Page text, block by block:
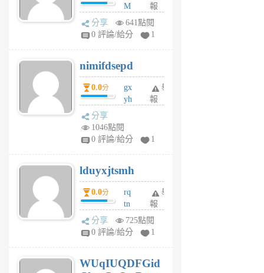
M
U
F
U
5
個
月
報
分享
641點閱
0 評論/給分
1
nimifdsepd
0.0分
gx
yh
jl
月
前
舉
報
分享
1046點閱
0 評論/給分
1
lduyxjtsmh
0.0分
rq
tn
jt
gl
個
舉
報
分享
725點閱
0 評論/給分
1
WUqIUQDFGid